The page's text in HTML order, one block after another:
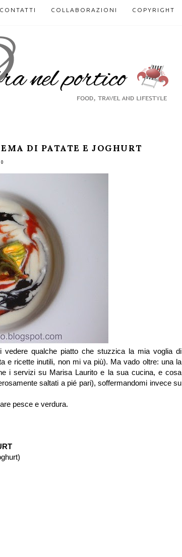
CONTATTI COLLABORAZIONI COPYRIGHT
DI PATATE E JOGHURT
qualche piatto che stuzzica la mia voglia di
e ricette inutili, non mi va più). Ma vado oltre: una la
i servizi su Marisa Laurito e la sua cucina, e cosa
saltati a pié pari), soffermandomi invece su
pesce e verdura.